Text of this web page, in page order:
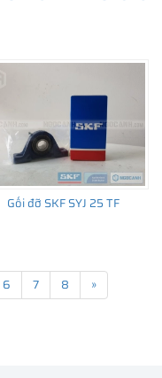
Gối đỡ SKF SYJ 25 TF
6 7 8 »